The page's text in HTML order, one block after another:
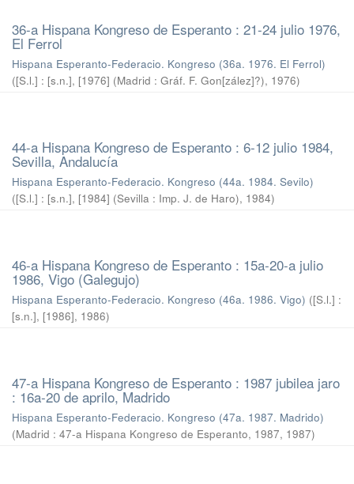
36-a Hispana Kongreso de Esperanto : 21-24 julio 1976,
El Ferrol
Hispana Esperanto-Federacio. Kongreso (36a. 1976. El Ferrol)
([S.l.] : [s.n.], [1976] (Madrid : Gráf. F. Gon[zález]?), 1976)
44-a Hispana Kongreso de Esperanto : 6-12 julio 1984,
Sevilla, Andalucía
Hispana Esperanto-Federacio. Kongreso (44a. 1984. Sevilo)
([S.l.] : [s.n.], [1984] (Sevilla : Imp. J. de Haro), 1984)
46-a Hispana Kongreso de Esperanto : 15a-20-a julio
1986, Vigo (Galegujo)
Hispana Esperanto-Federacio. Kongreso (46a. 1986. Vigo) ([S.l.] :
[s.n.], [1986], 1986)
47-a Hispana Kongreso de Esperanto : 1987 jubilea jaro
: 16a-20 de aprilo, Madrido
Hispana Esperanto-Federacio. Kongreso (47a. 1987. Madrido)
(Madrid : 47-a Hispana Kongreso de Esperanto, 1987, 1987)